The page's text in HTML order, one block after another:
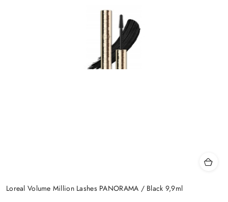
Loreal Volume Million Lashes PANORAMA / Black 9,9ml